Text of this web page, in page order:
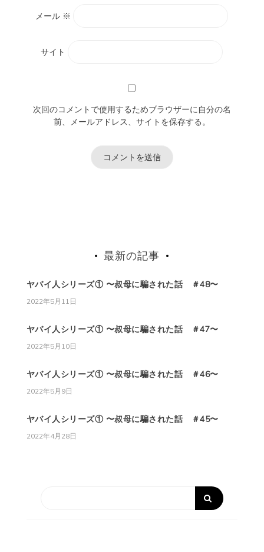
メール ※
サイト
次回のコメントで使用するためブラウザーに自分の名
前、メールアドレス、サイトを保存する。
最新の記事
ヤバイ人シリーズ① 〜叔母に騙された話 ＃48〜
2022年5月11日
ヤバイ人シリーズ① 〜叔母に騙された話 ＃47〜
2022年5月10日
ヤバイ人シリーズ① 〜叔母に騙された話 ＃46〜
2022年5月9日
ヤバイ人シリーズ① 〜叔母に騙された話 ＃45〜
2022年4月28日